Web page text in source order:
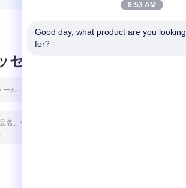
セージ
8:53 AM
Good day, what product are you looking
for?